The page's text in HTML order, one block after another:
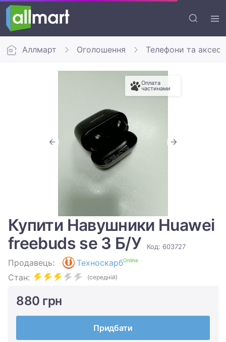
Аллмарт Оголошення Телефони та
Оплата
частинами
Купити Навушники Huawei
freebuds se 3 Б/У
Код: 603727
Продавець: ТехноскарбOnline
Стан: (середній)
880 грн
Придбати